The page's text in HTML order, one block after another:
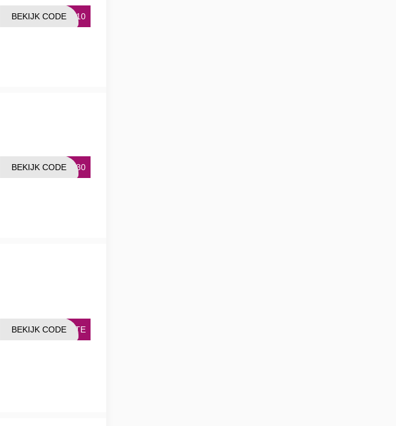
MS10
BEKIJK CODE
LE30
BEKIJK CODE
RATE
BEKIJK CODE